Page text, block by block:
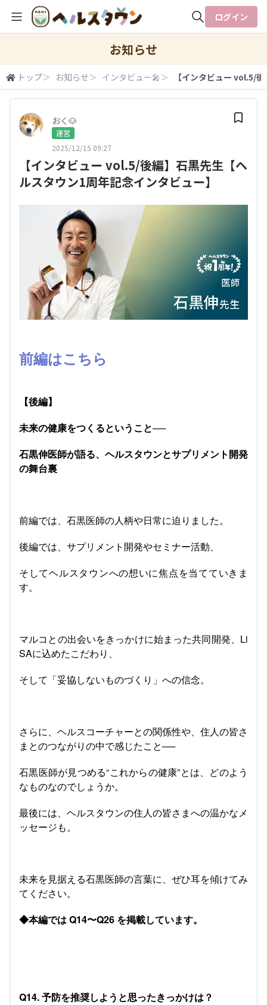
検索
ログイン
お知らせ
トップ＞ お知らせ＞ インタビュー🎤＞ 【インタビュー vol.5/
おく🐶
運営
2025/12/15 09:27
【インタビュー vol.5/後編】石黒先生【ヘ
ルスタウン1周年記念インタビュー】
前編はこちら
【後編】
未来の健康をつくるということ──
石黒伸医師が語る、ヘルスタウンとサプリメント開発
の舞台裏
前編では、石黒医師の人柄や日常に迫りました。
後編では、サプリメント開発やセミナー活動、
そしてヘルスタウンへの想いに焦点を当てていきま
す。
マルコとの出会いをきっかけに始まった共同開発、Li
SAに込めたこだわり、
そして「妥協しないものづくり」への信念。
さらに、ヘルスコーチャーとの関係性や、住人の皆さ
まとのつながりの中で感じたこと──
石黒医師が見つめる“これからの健康”とは、どのよう
なものなのでしょうか。
最後には、ヘルスタウンの住人の皆さまへの温かなメ
ッセージも。
未来を見据える石黒医師の言葉に、ぜひ耳を傾けてみ
てください。
◆本編では Q14〜Q26 を掲載しています。
Q14. 予防を推奨しようと思ったきっかけは？